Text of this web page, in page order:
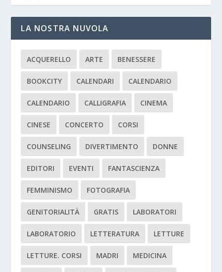
LA NOSTRA NUVOLA
ACQUERELLO ARTE BENESSERE
BOOKCITY CALENDARI CALENDARIO
CALENDARIO CALLIGRAFIA CINEMA
CINESE CONCERTO CORSI
COUNSELING DIVERTIMENTO DONNE
EDITORI EVENTI FANTASCIENZA
FEMMINISMO FOTOGRAFIA
GENITORIALITÀ GRATIS LABORATORI
LABORATORIO LETTERATURA LETTURE
LETTURE. CORSI MADRI MEDICINA